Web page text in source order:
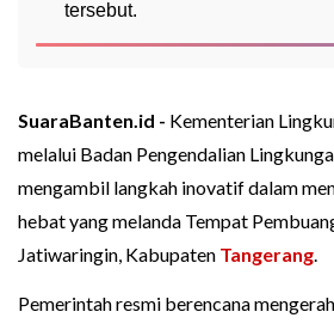
tersebut.
SuaraBanten.id - Kementerian
melalui Badan Pengendalian
mengambil langkah inovatif dalam
hebat yang melanda Tempat
Jatiwaringin, Kabupaten Tangerang.
Pemerintah resmi berencana